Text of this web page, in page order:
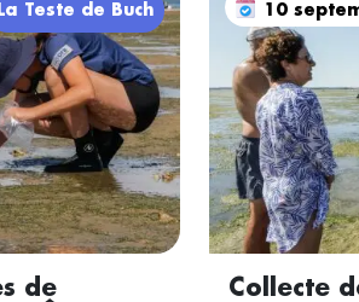
La Teste de Buch
de
10
Collecte